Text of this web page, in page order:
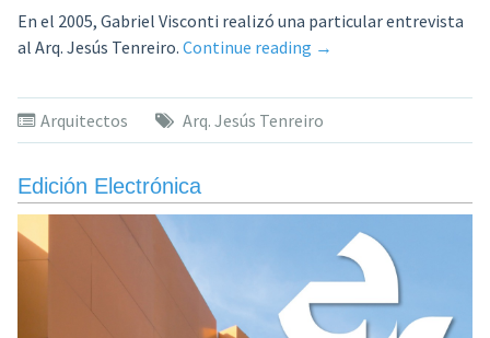
En el 2005, Gabriel Visconti realizó una particular entrevista
al Arq. Jesús Tenreiro. Continue reading «Tal
tal
drama,
Jesús
Tenreiro»
→
Arquitectos Arq. Jesús Tenreiro
Edición Electrónica